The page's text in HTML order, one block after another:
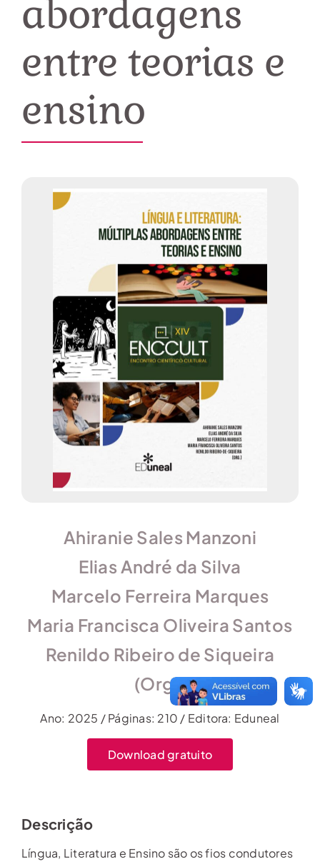
abordagens
entre teorias e
ensino
Ahiranie Sales Manzoni
Elias André da Silva
Marcelo Ferreira Marques
Maria Francisca Oliveira Santos
Renildo Ribeiro de Siqueira
(Org.)
Ano: 2025 / Páginas: 210 / Editora: Eduneal
Download gratuito
Descrição
Língua, Literatura e Ensino são os fios condutores